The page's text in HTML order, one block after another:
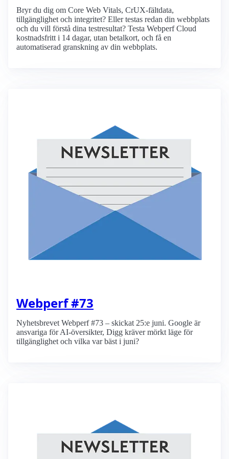
Bryr du dig om Core Web Vitals, CrUX-fältdata,
tillgänglighet och integritet? Eller testas redan din webbplats
och du vill förstå dina testresultat? Testa Webperf Cloud
kostnadsfritt i 14 dagar, utan betalkort, och få en
automatiserad granskning av din webbplats.
Webperf #73
Nyhetsbrevet Webperf #73 – skickat 25:e juni. Google är
ansvariga för AI-översikter, Digg kräver mörkt läge för
tillgänglighet och vilka var bäst i juni?